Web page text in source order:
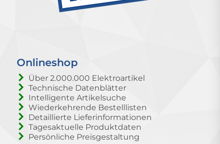
Onlineshop
Über 2.000.000 Elektroartikel
Technische Datenblätter
Intelligente Artikelsuche
Wiederkehrende Bestelllisten
Detaillierte Lieferinformationen
Tagesaktuelle Produktdaten
Persönliche Preisgestaltung